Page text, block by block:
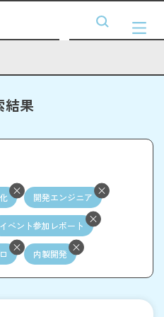
結果
開発エンジニア
イベント参加レポート
内製開発